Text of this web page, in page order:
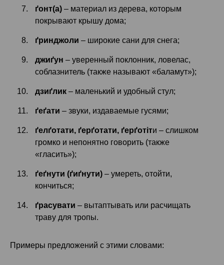
ґонт(а) – материал из дерева, которым
покрывают крышу дома;
ґринджоли – широкие сани для снега;
джиґун – уверенный поклонник, ловелас,
соблазнитель (также называют «баламут»);
дзиґлик – маленький и удобный стул;
ґеґати – звуки, издаваемые гусями;
ґелґотати, ґерґотати, ґерґотіти – слишком
громко и непонятно говорить (также
«гласить»);
ґеґнути (ґиґнути) – умереть, отойти,
кончиться;
ґрасувати – вытаптывать или расчищать
траву для тропы.
Примеры предложений с этими словами: